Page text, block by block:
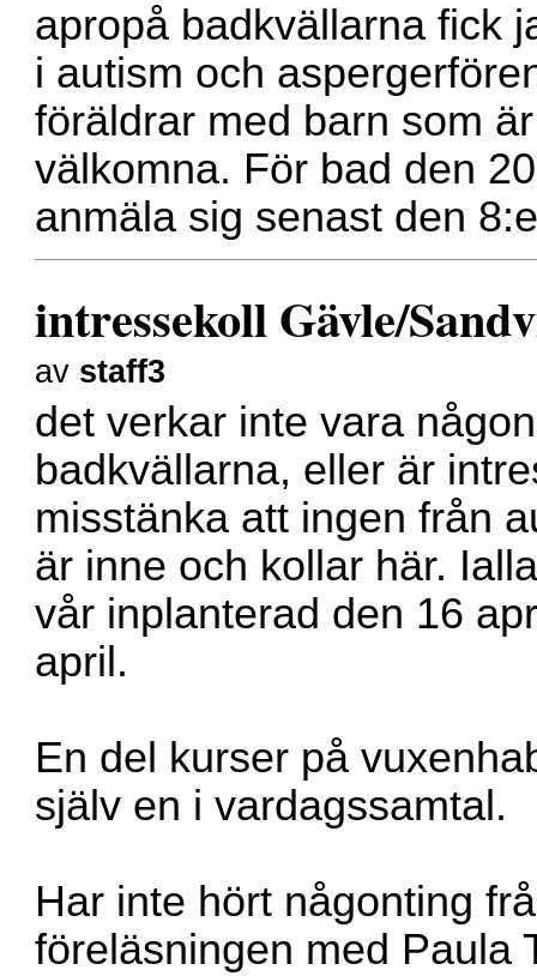
apropå badkvällarna fick
i autism och
föräldrar med barn som
välkomna. För bad den
anmäla sig senast den
intressekoll Gävle/
av staff3
det verkar inte vara
badkvällarna, eller är
misstänka att ingen från
är inne och kollar här.
vår inplanterad den 16
april.
En del kurser på
själv en i vardagssamtal.
Har inte hört någonting
föreläsningen med Paula